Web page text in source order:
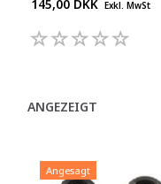
145,00 DKK Exkl. MwSt
ANGEZEIGT
Angesagt